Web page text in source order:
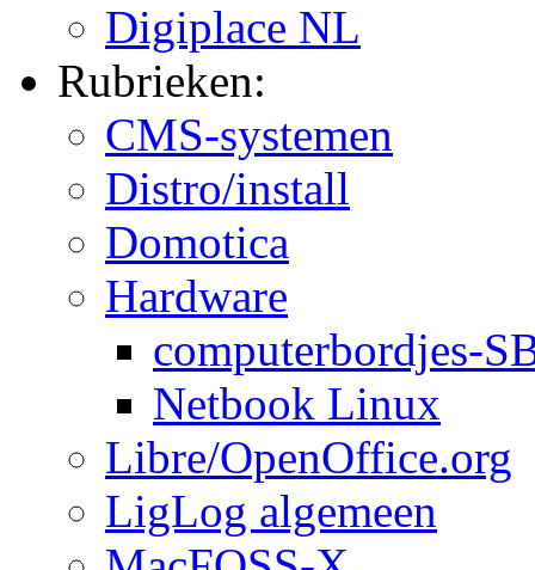
Digiplace NL
Rubrieken:
CMS-systemen
Distro/install
Domotica
Hardware
computerbordjes-
Netbook Linux
Libre/OpenOffice.org
LigLog algemeen